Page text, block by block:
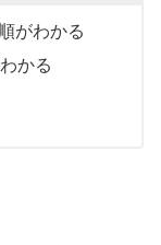
がわかる
かる